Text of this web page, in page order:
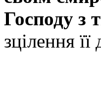
Господу з
зцілення